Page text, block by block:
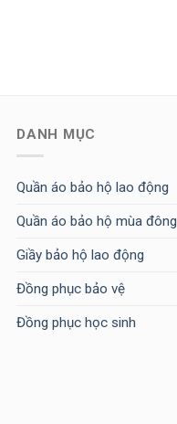
DANH MỤC
Quần áo bảo hộ lao động
Quần áo bảo hộ mùa đông
Giầy bảo hộ lao động
Đồng phục bảo vệ
Đồng phục học sinh